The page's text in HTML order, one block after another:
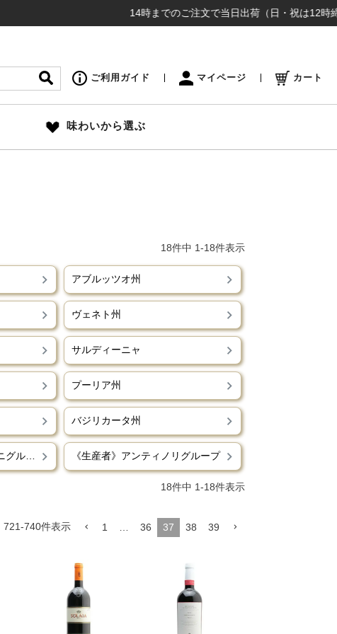
14時までのご注文で当日出荷（日・祝は12時締め
ご利用ガイド マイページ カート
味わいから選ぶ
18件中 1-18件表示
アブルッツオ州
ヴェネト州
サルディーニャ
プーリア州
バジリカータ州
《生産者》アンティノリグループ
18件中 1-18件表示
721-740件表示 1 36 37 38 39